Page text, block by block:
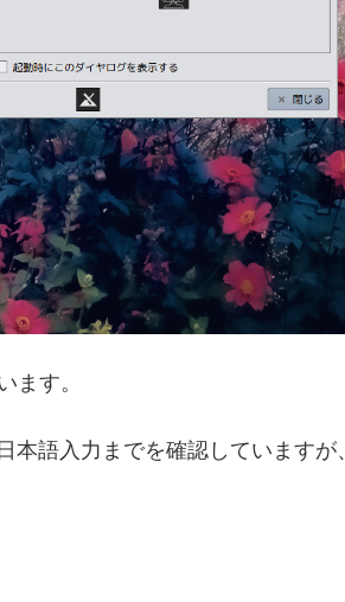
ます。
本語入力までを確認していますが